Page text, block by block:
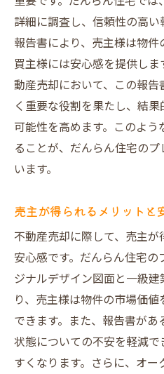
詳細に調査し、信頼性の高
報告書により、売主様は物件
買主様には安心感を提供し
動産売却において、この報
く重要な役割を果たし、結
可能性を高めます。このよ
ることが、だんらん住宅の
います。
売主が得られるメリットと
不動産売却に際して、売主
安心感です。だんらん住宅
ジナルデザイン図面と一級
り、売主様は物件の市場価
できます。また、報告書が
状態についての不安を軽減
すくなります。さらに、オ